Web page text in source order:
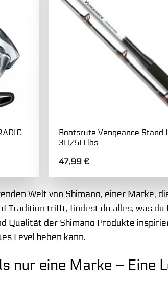
Bootsrute Vengeance Stand
30/50 lbs
47,99€
Welt von Shimano, einer Marke,
Tradition trifft, findest du alles, was
Qualität der Shimano Produkte
Level heben kann.
nur eine Marke – Eine